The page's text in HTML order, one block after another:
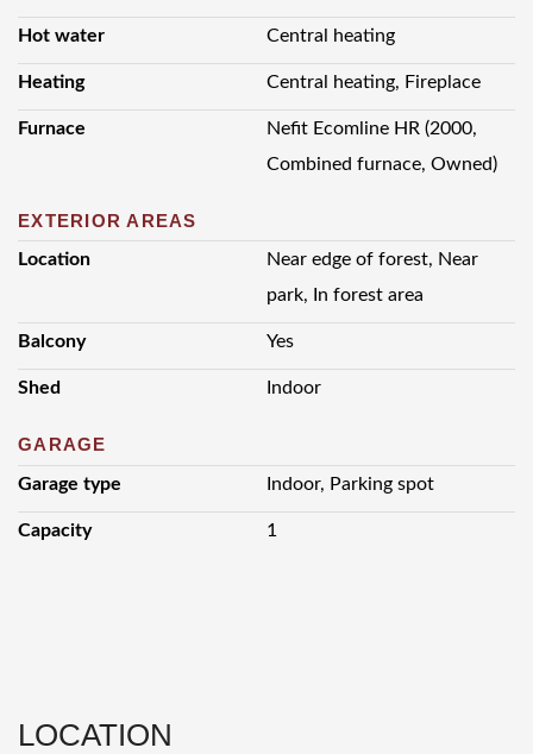
Hot water Central heating
Heating Central heating, Fireplace
Furnace
Nefit Ecomline HR (2000,
Combined furnace, Owned)
EXTERIOR AREAS
Location
Near edge of forest, Near
park, In forest area
Balcony Yes
Shed Indoor
GARAGE
Garage type Indoor, Parking spot
Capacity 1
LOCATION